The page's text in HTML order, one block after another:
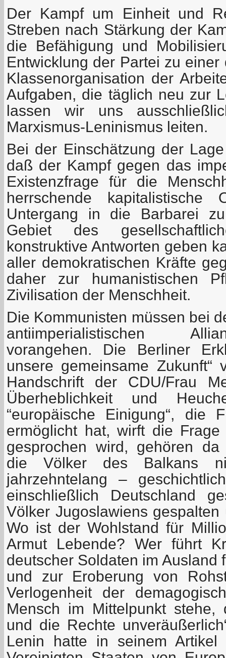
Der Kampf um Einheit und
Streben nach Stärkung der
die Befähigung und
Entwicklung der Partei zu
Klassenorganisation der
Aufgaben, die täglich neu zur
lassen wir uns
Marxismus-Leninismus leiten.
Bei der Einschätzung der
daß der Kampf gegen das
Existenzfrage für die
herrschende kapitalistische
Untergang in die Barbarei
Gebiet des
konstruktive Antworten geben
aller demokratischen Kräfte
daher zur humanistischen
Zivilisation der Menschheit.
Die Kommunisten müssen bei
antiimperialistischen
vorangehen. Die Berliner
unsere gemeinsame
Handschrift der CDU/Frau
Überheblichkeit und
“europäische Einigung“, die
ermöglicht hat, wirft die
gesprochen wird, gehören
die Völker des Balkans
jahrzehntelang –
einschließlich Deutschland
Völker Jugoslawiens
Wo ist der Wohlstand für
Armut Lebende? Wer führt
deutscher Soldaten im Ausland
und zur Eroberung von
Verlogenheit der
Mensch im Mittelpunkt stehe,
und die Rechte
Lenin hatte in seinem